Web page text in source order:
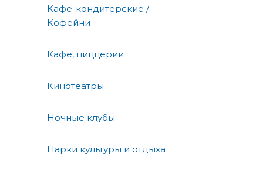
Кафе-кондитерские /
Кофейни
Кафе, пиццерии
Кинотеатры
Ночные клубы
Парки культуры и отдыха